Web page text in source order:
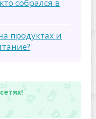
собрался в
продуктах и